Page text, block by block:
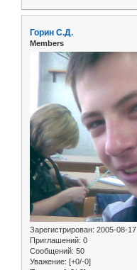
Горин С.Д.
Members
Зарегистрирован: 2005-08-17
Приглашений: 0
Сообщений: 50
Уважение: [+0/-0]